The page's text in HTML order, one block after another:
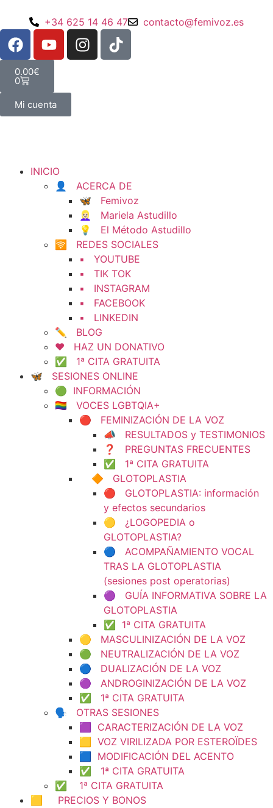
+34 625 14 46 47 contacto@femivoz.es
0.00€
0
Mi cuenta
INICIO
👤 ACERCA DE
🦋 Femivoz
👱🏻‍♀️ Mariela Astudillo
💡 El Método Astudillo
🛜 REDES SOCIALES
▪️ YOUTUBE
▪️ TIK TOK
▪️ INSTAGRAM
▪️ FACEBOOK
▪️ LINKEDIN
✏️ BLOG
❤️ HAZ UN DONATIVO
✅ 1ª CITA GRATUITA
🦋 SESIONES ONLINE
🟢 INFORMACIÓN
🏳️‍🌈 VOCES LGBTQIA+
🔴 FEMINIZACIÓN DE LA VOZ
📣 RESULTADOS y TESTIMONIOS
❓ PREGUNTAS FRECUENTES
✅ 1ª CITA GRATUITA
🔶 GLOTOPLASTIA
🔴 GLOTOPLASTIA: información
y efectos secundarios
🟡 ¿LOGOPEDIA o
GLOTOPLASTIA?
🔵 ACOMPAÑAMIENTO VOCAL
TRAS LA GLOTOPLASTIA
(sesiones post operatorias)
🟣 GUÍA INFORMATIVA SOBRE LA
GLOTOPLASTIA
✅ 1ª CITA GRATUITA
🟡 MASCULINIZACIÓN DE LA VOZ
🟢 NEUTRALIZACIÓN DE LA VOZ
🔵 DUALIZACIÓN DE LA VOZ
🟣 ANDROGINIZACIÓN DE LA VOZ
✅ 1ª CITA GRATUITA
🗣️ OTRAS SESIONES
🟪 CARACTERIZACIÓN DE LA VOZ
🟨 VOZ VIRILIZADA POR ESTEROÏDES
🟦 MODIFICACIÓN DEL ACENTO
✅ 1ª CITA GRATUITA
✅ 1ª CITA GRATUITA
🟨 PRECIOS Y BONOS